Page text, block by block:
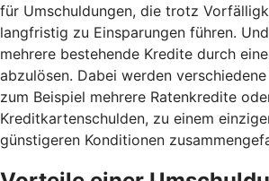
für Umschuldungen, die trotz
langfristig zu Einsparungen führen.
mehrere bestehende Kredite durch
abzulösen. Dabei werden
zum Beispiel mehrere Ratenkredite
Kreditkartenschulden, zu einem
günstigeren Konditionen